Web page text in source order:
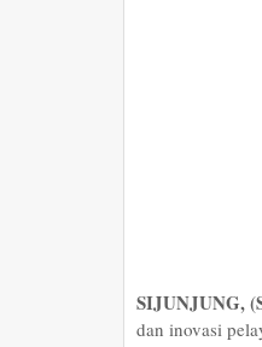
SIJUNJUNG,
dan inovasi